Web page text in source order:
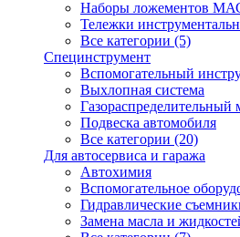
Наборы ложементов
Тележки
Все категории (5)
Специнструмент
Вспомогательный
Выхлопная система
Газораспределительный
Подвеска автомобиля
Все категории (20)
Для автосервиса и гаража
Автохимия
Вспомогательное
Гидравлические
Замена масла и